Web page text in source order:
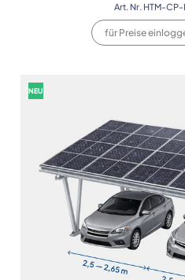
Art. Nr. HTM-CP-
für Preise
NEU